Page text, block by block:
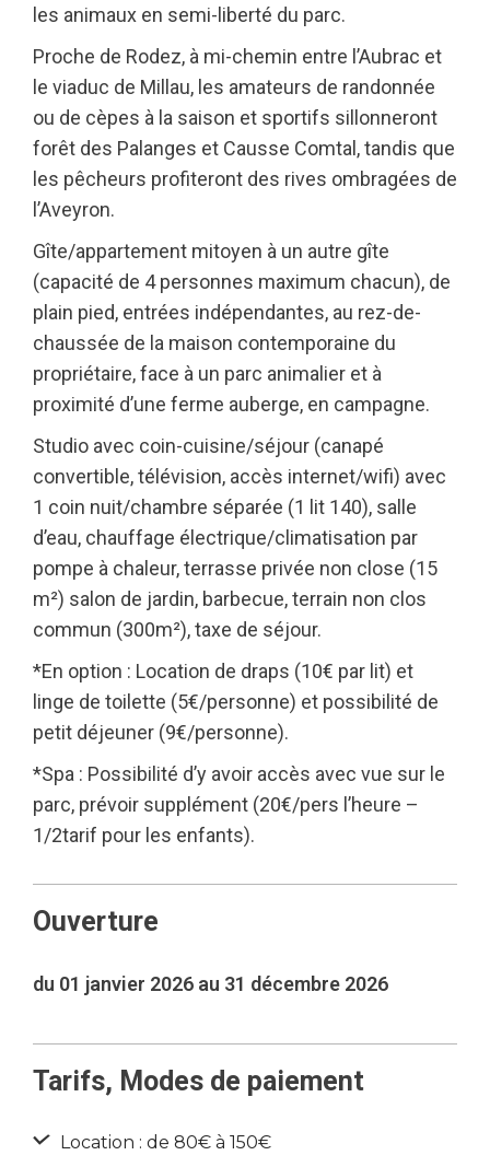
les animaux en semi-liberté du parc.
Proche de Rodez, à mi-chemin entre l’Aubrac et
le viaduc de Millau, les amateurs de randonnée
ou de cèpes à la saison et sportifs sillonneront
forêt des Palanges et Causse Comtal, tandis que
les pêcheurs profiteront des rives ombragées de
l’Aveyron.
Gîte/appartement mitoyen à un autre gîte
(capacité de 4 personnes maximum chacun), de
plain pied, entrées indépendantes, au rez-de-
chaussée de la maison contemporaine du
propriétaire, face à un parc animalier et à
proximité d’une ferme auberge, en campagne.
Studio avec coin-cuisine/séjour (canapé
convertible, télévision, accès internet/wifi) avec
1 coin nuit/chambre séparée (1 lit 140), salle
d’eau, chauffage électrique/climatisation par
pompe à chaleur, terrasse privée non close (15
m²) salon de jardin, barbecue, terrain non clos
commun (300m²), taxe de séjour.
*En option : Location de draps (10€ par lit) et
linge de toilette (5€/personne) et possibilité de
petit déjeuner (9€/personne).
*Spa : Possibilité d’y avoir accès avec vue sur le
parc, prévoir supplément (20€/pers l’heure –
1/2tarif pour les enfants).
Ouverture
du 01 janvier 2026 au 31 décembre 2026
Tarifs, Modes de paiement
Location : de 80€ à 150€